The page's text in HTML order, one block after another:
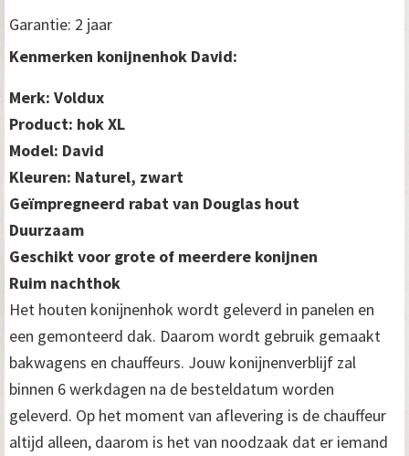
Garantie: 2 jaar
Kenmerken konijnenhok David:
Merk: Voldux
Product: hok XL
Model: David
Kleuren: Naturel, zwart
Geïmpregneerd rabat van Douglas hout
Duurzaam
Geschikt voor grote of meerdere konijnen
Ruim nachthok
Het houten konijnenhok wordt geleverd in panelen en
een gemonteerd dak. Daarom wordt gebruik gemaakt
bakwagens en chauffeurs. Jouw konijnenverblijf zal
binnen 6 werkdagen na de besteldatum worden
geleverd. Op het moment van aflevering is de chauffeur
altijd alleen, daarom is het van noodzaak dat er iemand